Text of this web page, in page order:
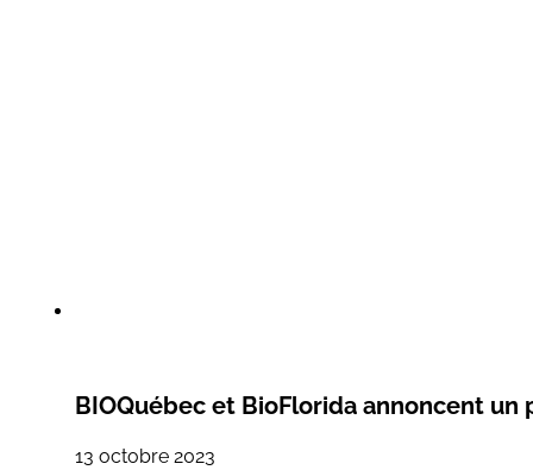
BIOQuébec et BioFlorida annoncent
13 octobre 2023